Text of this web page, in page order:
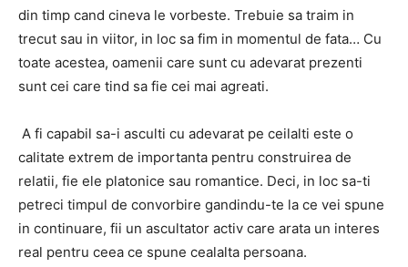
din timp cand cineva le vorbeste. Trebuie sa traim in
trecut sau in viitor, in loc sa fim in momentul de fata… Cu
toate acestea, oamenii care sunt cu adevarat prezenti
sunt cei care tind sa fie cei mai agreati.
A fi capabil sa-i asculti cu adevarat pe ceilalti este o
calitate extrem de importanta pentru construirea de
relatii, fie ele platonice sau romantice. Deci, in loc sa-ti
petreci timpul de convorbire gandindu-te la ce vei spune
in continuare, fii un ascultator activ care arata un interes
real pentru ceea ce spune cealalta persoana.